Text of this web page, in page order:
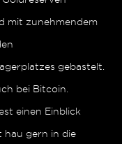
mit zunehmendem
gebastelt.
bei Bitcoin.
einen Einblick
hau gern in die